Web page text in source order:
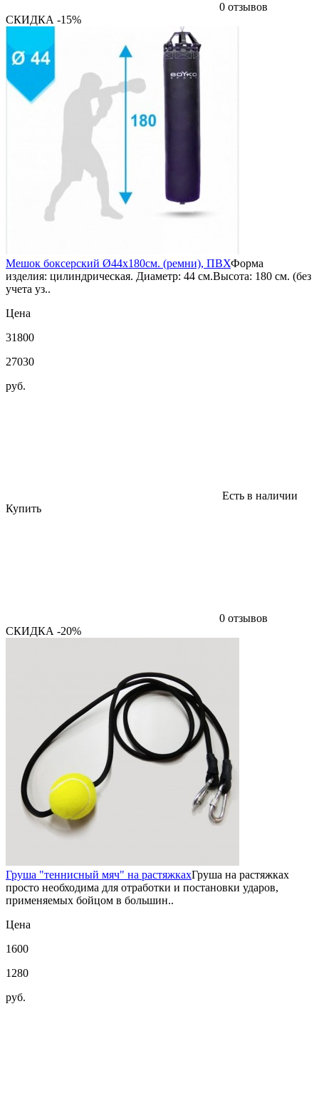
0 отзывов
СКИДКА -15%
Мешок боксерский Ø44х180см. (ремни), ПВХФорма
изделия: цилиндрическая. Диаметр: 44 см.Высота: 180 см. (без
учета уз..
Цена
31800
27030
руб.
Есть в наличии
Купить
0 отзывов
СКИДКА -20%
Груша "теннисный мяч" на растяжкахГруша на растяжках
просто необходима для отработки и постановки ударов,
применяемых бойцом в большин..
Цена
1600
1280
руб.